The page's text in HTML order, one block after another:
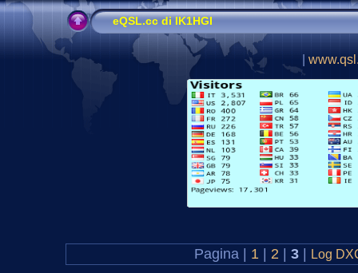
eQSL.cc di IK1HGI
Pagina | 1 2 3 Log